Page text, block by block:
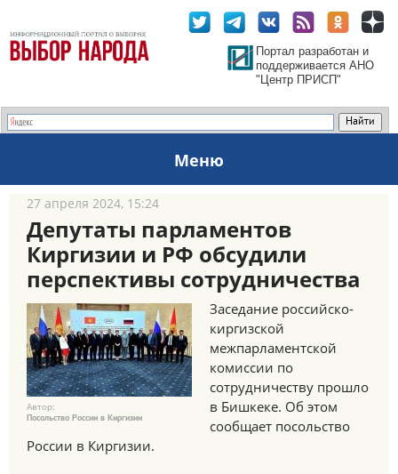
Портал разработан и
поддерживается АНО
"Центр ПРИСП"
Меню
27 апреля 2024, 15:24
Депутаты парламентов
Киргизии и РФ обсудили
перспективы сотрудничества
Автор:
Посольство России в Киргизии
Заседание российско-
киргизской
межпарламентской
комиссии по
сотрудничеству прошло
в Бишкеке. Об этом
сообщает посольство
России в Киргизии.